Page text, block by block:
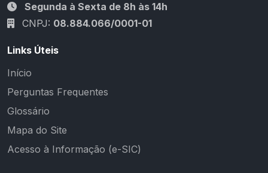
Segunda à Sexta de 8h às 14h
CNPJ: 08.884.066/0001-01
Links Úteis
Início
Perguntas Frequentes
Glossário
Mapa do Site
Acesso à Informação (e-SIC)